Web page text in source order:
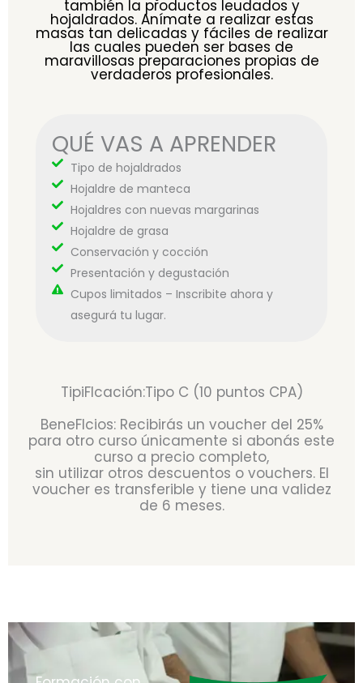
también la productos leudados y
hojaldrados. Anímate a realizar estas
masas tan delicadas y fáciles de realizar
las cuales pueden ser bases de
maravillosas preparaciones propias de
verdaderos profesionales.
QUÉ VAS A APRENDER
Tipo de hojaldrados
Hojaldre de manteca
Hojaldres con nuevas margarinas
Hojaldre de grasa
Conservación y cocción
Presentación y degustación
Cupos limitados – Inscribite ahora y
asegurá tu lugar.
TipiFIcación:Tipo C (10 puntos CPA)
BeneFIcios: Recibirás un voucher del 25%
para otro curso únicamente si abonás este
curso a precio completo,
sin utilizar otros descuentos o vouchers. El
voucher es transferible y tiene una validez
de 6 meses.